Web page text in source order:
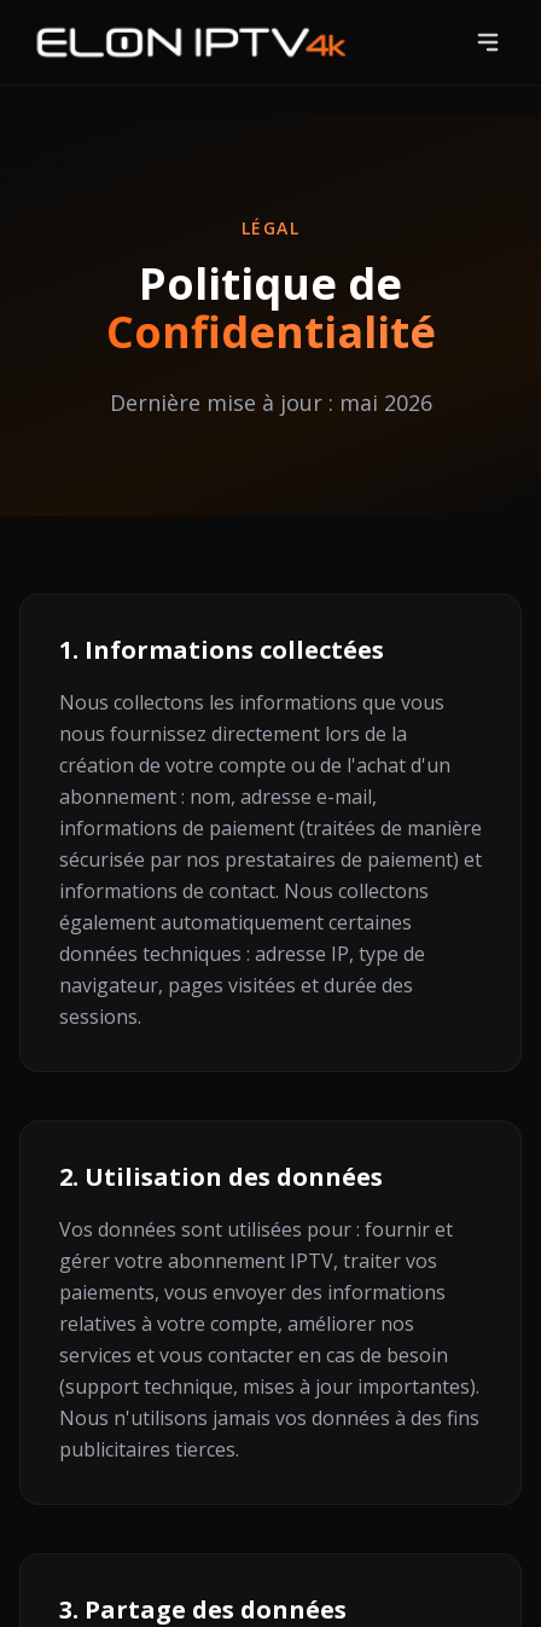
Contact
LÉGAL
Politique de
Confidentialité
Dernière mise à jour : mai 2026
1. Informations collectées
Nous collectons les informations que vous
nous fournissez directement lors de la
création de votre compte ou de l'achat d'un
abonnement : nom, adresse e-mail,
informations de paiement (traitées de manière
sécurisée par nos prestataires de paiement) et
informations de contact. Nous collectons
également automatiquement certaines
données techniques : adresse IP, type de
navigateur, pages visitées et durée des
sessions.
2. Utilisation des données
Vos données sont utilisées pour : fournir et
gérer votre abonnement IPTV, traiter vos
paiements, vous envoyer des informations
relatives à votre compte, améliorer nos
services et vous contacter en cas de besoin
(support technique, mises à jour importantes).
Nous n'utilisons jamais vos données à des fins
publicitaires tierces.
3. Partage des données